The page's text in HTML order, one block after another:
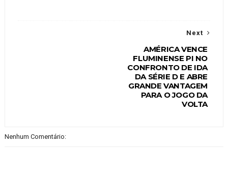
Next
AMÉRICA VENCE
FLUMINENSE PI NO
CONFRONTO DE IDA
DA SÉRIE D E ABRE
GRANDE VANTAGEM
PARA O JOGO DA
VOLTA
Nenhum Comentário: